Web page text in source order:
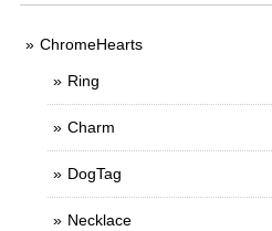
ChromeHearts
Ring
Charm
DogTag
Necklace